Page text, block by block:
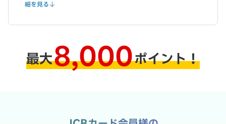
細を見る
最大8,000ポイント！